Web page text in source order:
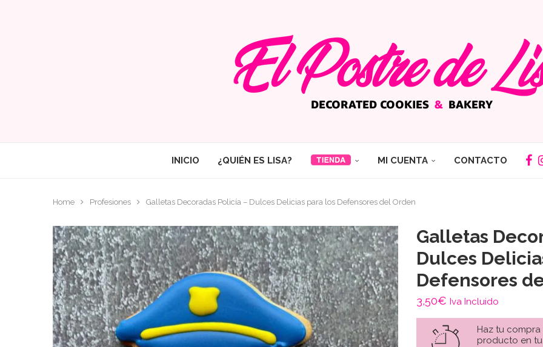
INICIO ¿QUIÉN ES LISA? MI CUENTA CONTACTO
Home Profesiones Galletas Decoradas Policía – Dulces Delicias para los Defensores del Orden
Galletas
Dulces
Defensores
3,50€ Iva Incluido
Haz tu
producto en